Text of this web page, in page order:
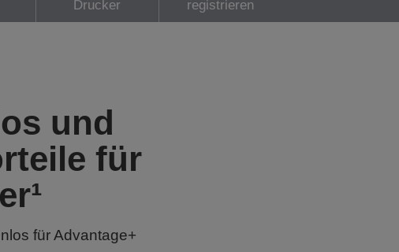
Drucker
registrieren
und
für
für Advantage+